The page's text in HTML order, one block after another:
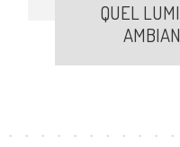
QUEL